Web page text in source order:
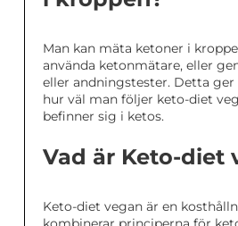
Man kan mäta ketoner i
använda ketonmätare, eller
eller andningstester. Detta
hur väl man följer keto-diet
befinner sig i ketos.
Vad är Keto-diet
Keto-diet vegan är en